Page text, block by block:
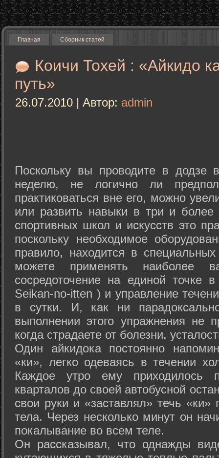
Главная Сборник статей
Коичи Тохей : «Айкидо
путь»
26.07.2010 | Автор: admin
Поскольку вы проводите в додзе
неделю, не логично ли
практиковаться вне его, можно
или развить навыки в три и
спортивных школ и искусств это
поскольку необходимое
правило, находится в
можете применять наиболее
сосредоточение на единой точке
Seikan-­no-­itten ) и управление
в сутки. И, как ни
выполнении этого упражнения не
когда страдаете от болезни,
Один айкидока постоянно
«ки», легко одеваясь в течении
Каждое утро ему приходилось
кварталов до своей автобусной
свои руки и «заставлял» течь «ки»
тела. Через несколько минут он
покалывание во всем теле.
Он рассказывал, что однажды